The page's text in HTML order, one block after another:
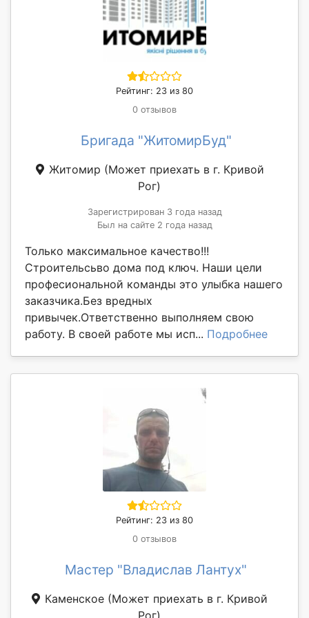
Рейтинг: 23 из 80
0 отзывов
Бригада "ЖитомирБуд"
Житомир (Может приехать в г. Кривой
Рог)
Зарегистрирован 3 года назад
Был на сайте 2 года назад
Только максимальное качество!!!
Строительсьво дома под ключ. Наши цели
професиональной команды это улыбка нашего
заказчика.Без вредных
привычек.Ответственно выполняем свою
работу. В своей работе мы исп... Подробнее
Рейтинг: 23 из 80
0 отзывов
Мастер "Владислав Лантух"
Каменское (Может приехать в г. Кривой
Рог)